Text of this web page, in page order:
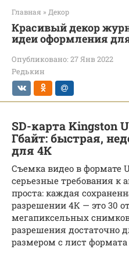
Главная » Декор
Красивый декор
идеи оформления
Опубликовано: 27 Янв 2022
Редькин
SD-карта Kingston
Гбайт: быстрая,
для 4К
Съемка видео в формате
серьезные требования к
проста: каждая
разрешении 4К — это 30
мегапиксельных
разрешения достаточно
размером с лист